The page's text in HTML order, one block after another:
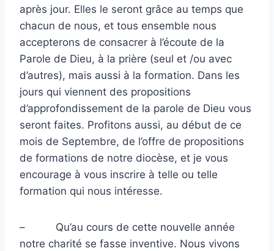
après jour. Elles le seront grâce au temps que
chacun de nous, et tous ensemble nous
accepterons de consacrer à l’écoute de la
Parole de Dieu, à la prière (seul et /ou avec
d’autres), mais aussi à la formation. Dans les
jours qui viennent des propositions
d’approfondissement de la parole de Dieu vous
seront faites. Profitons aussi, au début de ce
mois de Septembre, de l’offre de propositions
de formations de notre diocèse, et je vous
encourage à vous inscrire à telle ou telle
formation qui nous intéresse.
–
Qu’au cours de cette nouvelle année
notre charité se fasse inventive. Nous vivons